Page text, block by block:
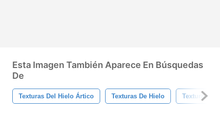
Esta Imagen También Aparece En Búsquedas
De
Texturas Del Hielo Ártico Texturas De Hielo Textura De